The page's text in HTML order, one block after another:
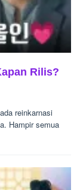
Rilis?
reinkarnasi
Hampir semua